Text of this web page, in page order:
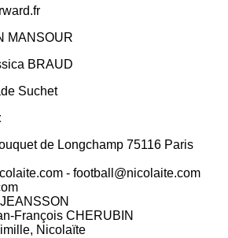
MANSOUR
BRAUD
Suchet
de Longchamp 75116 Paris
- football@nicolaite.com
François CHERUBIN
Nicolaïte